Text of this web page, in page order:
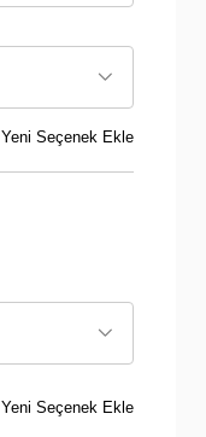
Yeni Seçenek Ekle
Yeni Seçenek Ekle